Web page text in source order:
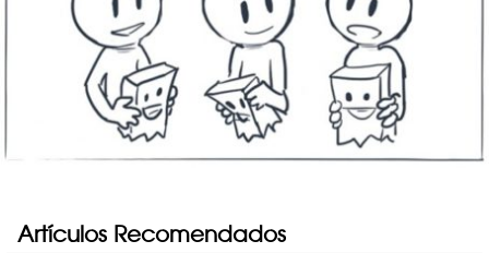
Artículos Recomendados